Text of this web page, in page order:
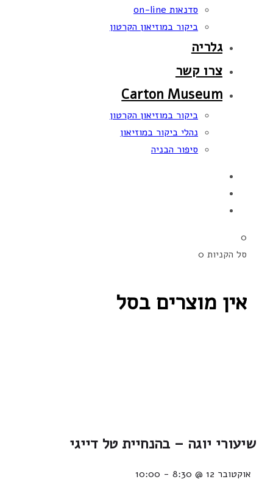
סדנאות on-line
ביקור במוזיאון הקרטון
גלריה
צרו קשר
Carton Museum
ביקור במוזיאון הקרטון
נהלי ביקור במוזיאון
סיפור הבניה
0
סל הקניות 0
אין מוצרים בסל
שיעורי יוגה – בהנחיית טל דייגי
אוקטובר 12 @ 8:30 -
10:00